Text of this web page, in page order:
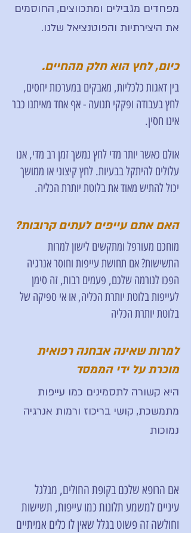
מפחדים מגבילים ומתכווצים, החוסמים
את היצירתיות והפוטנציאל שלנו.
כיום, לחץ הוא חלק מהחיים.
בין דאגות כלכליות, מאבקים במערכות יחסים,
לחץ בעבודה ופקקי תנועה - אף אחד מאיתנו כבר
אינו חסין.
אולם כאשר יותר מדי לחץ נמשך זמן רב מדי, אנו
עלולים להיתקל בבעיות. לחץ קיצוני או ממושך
יכול להתיש מאוד את בלוטת יותרת הכליה.
האם אתם עייפים לעתים קרובות?
מוחכם מעורפל ומתקשים לישון למרות
התשישות? אם תחושת עייפות וחוסר אנרגיה
הפכו לנורמה שלכם, פעמים רבות, זה סימן
לעייפות בלוטת יותרת הכליה, או אי ספיקה של
בלוטת יותרת הכליה
למרות שאינה אבחנה רפואית
מוכרת על ידי הממסד
היא קשורה לתסמינים כמו עייפות
מתמשכת, קושי בריכוז ורמות אנרגיה
נמוכות
אם הרופא שלכם בקופת החולים, מגלגל
עיניים למשמע תלונות כמו עייפות, תשישות
וחולשה זה פשוט בגלל שאין לו כלים אמיתיים